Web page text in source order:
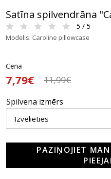
Satīna spilvendrāna
5 / 5
Modelis: Caroline pillowcase
Cena
7,79€ 11,99€
Spilvena izmērs
PAZIŅOJIET